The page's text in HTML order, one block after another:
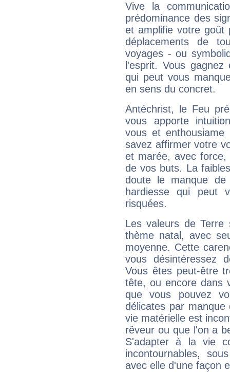
Vive la
prédominance des
et amplifie votre goût
déplacements de
voyages - ou
l'esprit. Vous
qui peut vous
en sens du concret.
Antéchrist, le Feu
vous apporte
vous et
savez affirmer votre
et marée, avec
de vos buts. La
doute le manque
hardiesse qui peut
risquées.
Les valeurs de Terre
thème natal, avec
moyenne. Cette
vous désintéressez
Vous êtes peut-être
tête, ou encore dans
que vous pouvez
délicates par
vie matérielle est
rêveur ou que l'on a
S'adapter à la vie
incontournables,
avec elle d'une façon